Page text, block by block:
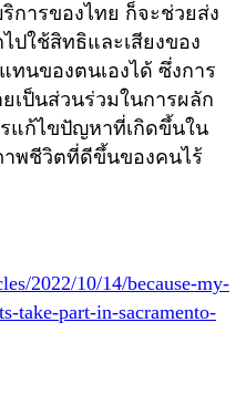
การของไทย ก็จะช่วยส่ง
ปใช้สิทธิและเสียงของ
ทนของตนเองได้ ซึ่งการ
เป็นส่วนร่วมในการผลัก
แก้ไขปัญหาที่เกิดขึ้นใน
พชีวิตที่ดีขึ้นของคนไร้
2022/10/14/because-my-
take-part-in-sacramento-